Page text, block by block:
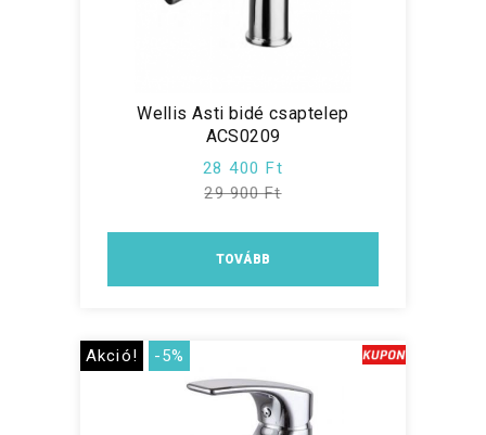
Wellis Asti bidé csaptelep
ACS0209
28 400 Ft
29 900 Ft
TOVÁBB
Akció! -5%